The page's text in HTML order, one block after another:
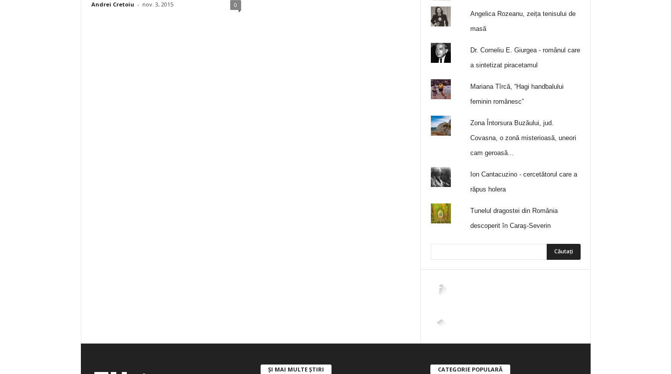
Andrei Cretoiu - nov. 3, 2015 0
Angelica Rozeanu, zeița tenisului de
masă
Dr. Corneliu E. Giurgea - românul care
a sintetizat piracetamul
Mariana Tîrcă, “Hagi handbalului
feminin românesc”
Zona Întorsura Buzăului, jud.
Covasna, o zonă misterioasă, uneori
cam geroasă...
Ion Cantacuzino - cercetătorul care a
răpus holera
Tunelul dragostei din România
descoperit în Caraş-Severin
2,265
4,400
ȘI MAI MULTE ȘTIRI CATEGORIE POPULARĂ